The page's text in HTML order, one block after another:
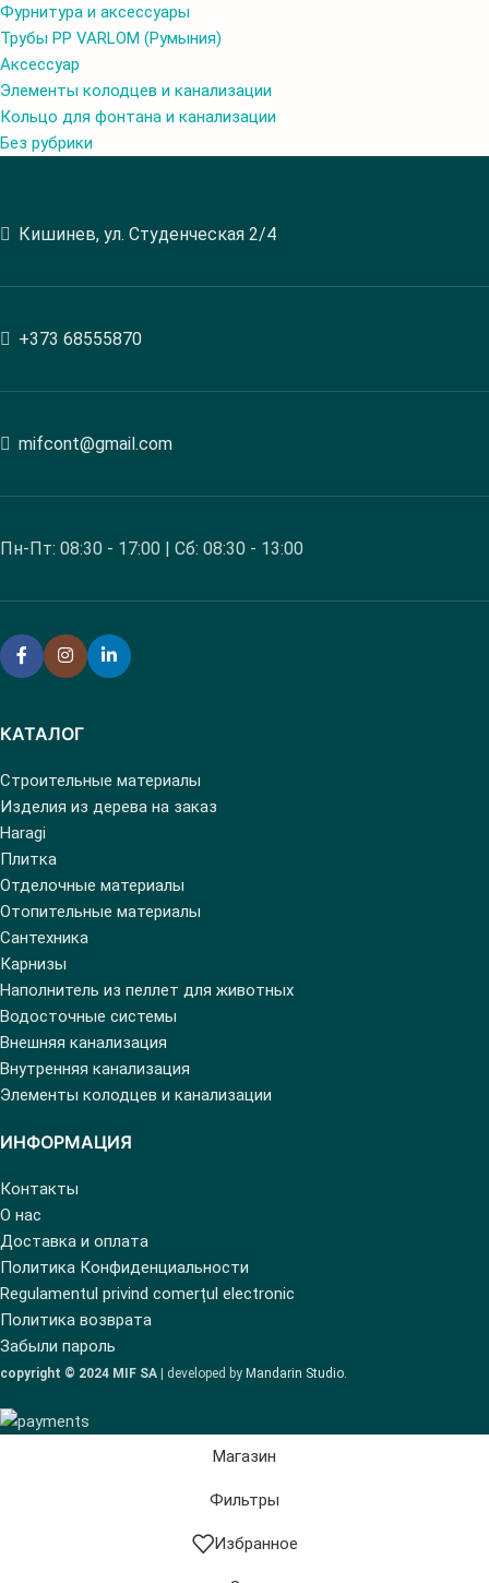
Фурнитура и аксессуары
Трубы PP VARLOM (Румыния)
Аксессуар
Элементы колодцев и канализации
Кольцо для фонтана и канализации
Без рубрики
Кишинев, ул. Студенческая 2/4
+373 68555870
mifcont@gmail.com
Пн-Пт: 08:30 - 17:00 | Сб: 08:30 - 13:00
КАТАЛОГ
Строительные материалы
Изделия из дерева на заказ
Haragi
Плитка
Отделочные материалы
Отопительные материалы
Сантехника
Карнизы
Наполнитель из пеллет для животных
Водосточные системы
Внешняя канализация
Внутренняя канализация
Элементы колодцев и канализации
ИНФОРМАЦИЯ
Контакты
О нас
Доставка и оплата
Политика Конфиденциальности
Regulamentul privind comerțul electronic
Политика возврата
Забыли пароль
copyright © 2024 MIF SA | developed by Mandarin Studio.
Магазин
Фильтры
Избранное